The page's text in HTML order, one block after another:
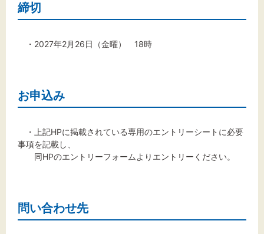
締切
・2027年2月26日（金曜） 18時
お申込み
・上記HPに掲載されている専用のエントリーシートに必要
事項を記載し、
同HPのエントリーフォームよりエントリーください。
問い合わせ先